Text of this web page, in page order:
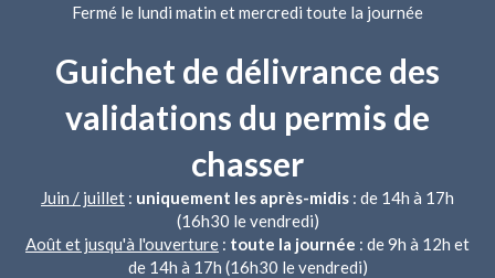
Fermé le lundi matin et mercredi toute la journée
Guichet de délivrance des
validations du permis de
chasser
Juin / juillet : uniquement les après-midis : de 14h à 17h
(16h30 le vendredi)
Août et jusqu'à l'ouverture : toute la journée : de 9h à 12h et
de 14h à 17h (16h30 le vendredi)